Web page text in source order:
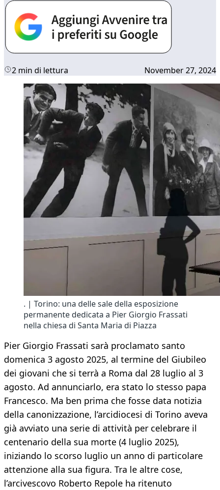
2 min di lettura November 27, 2024
. | Torino: una delle sale della esposizione
permanente dedicata a Pier Giorgio Frassati
nella chiesa di Santa Maria di Piazza
Pier Giorgio Frassati sarà proclamato santo
domenica 3 agosto 2025, al termine del Giubileo
dei giovani che si terrà a Roma dal 28 luglio al 3
agosto. Ad annunciarlo, era stato lo stesso papa
Francesco. Ma ben prima che fosse data notizia
della canonizzazione, l’arcidiocesi di Torino aveva
già avviato una serie di attività per celebrare il
centenario della sua morte (4 luglio 2025),
iniziando lo scorso luglio un anno di particolare
attenzione alla sua figura. Tra le altre cose,
l’arcivescovo Roberto Repole ha ritenuto